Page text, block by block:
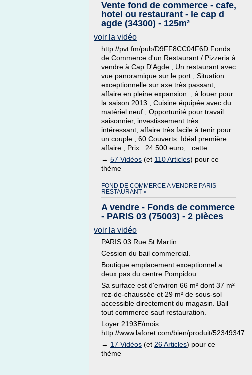
Vente fond de commerce - cafe,
hotel ou restaurant - le cap d
agde (34300) - 125m²
voir la vidéo
http://pvt.fm/pub/D9FF8CC04F6D Fonds
de Commerce d'un Restaurant / Pizzeria à
vendre à Cap D'Agde., Un restaurant avec
vue panoramique sur le port., Situation
exceptionnelle sur axe très passant,
affaire en pleine expansion. , à louer pour
la saison 2013 , Cuisine équipée avec du
matériel neuf., Opportunité pour travail
saisonnier, investissement très
intéressant, affaire très facile à tenir pour
un couple., 60 Couverts. Idéal première
affaire , Prix : 24.500 euro, . cette...
→ 57 Vidéos (et 110 Articles) pour ce
thème
FOND DE COMMERCE A VENDRE PARIS
RESTAURANT »
A vendre - Fonds de commerce
- PARIS 03 (75003) - 2 pièces
voir la vidéo
PARIS 03 Rue St Martin
Cession du bail commercial.
Boutique emplacement exceptionnel a
deux pas du centre Pompidou.
Sa surface est d'environ 66 m² dont 37 m²
rez-de-chaussée et 29 m² de sous-sol
accessible directement du magasin. Bail
tout commerce sauf restauration.
Loyer 2193E/mois
http://www.laforet.com/bien/produit/52349347
→ 17 Vidéos (et 26 Articles) pour ce
thème